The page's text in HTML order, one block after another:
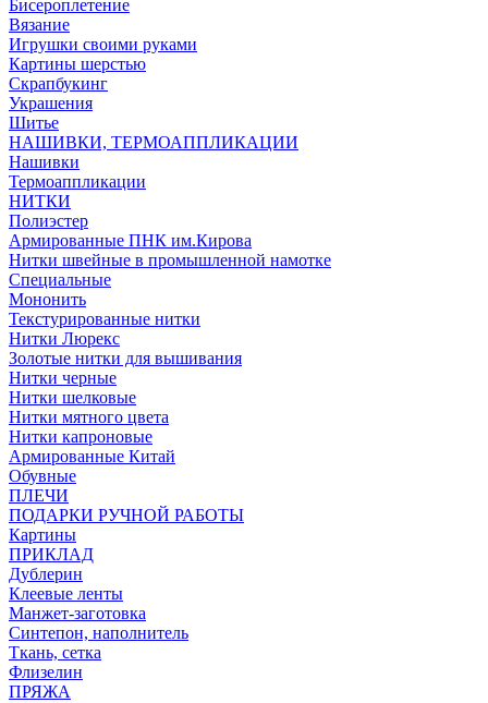
Бисероплетение
Вязание
Игрушки своими руками
Картины шерстью
Скрапбукинг
Украшения
Шитье
НАШИВКИ, ТЕРМОАППЛИКАЦИИ
Нашивки
Термоаппликации
НИТКИ
Полиэстер
Армированные ПНК им.Кирова
Нитки швейные в промышленной намотке
Специальные
Мононить
Текстурированные нитки
Нитки Люрекс
Золотые нитки для вышивания
Нитки черные
Нитки шелковые
Нитки мятного цвета
Нитки капроновые
Армированные Китай
Обувные
ПЛЕЧИ
ПОДАРКИ РУЧНОЙ РАБОТЫ
Картины
ПРИКЛАД
Дублерин
Клеевые ленты
Манжет-заготовка
Синтепон, наполнитель
Ткань, сетка
Флизелин
ПРЯЖА